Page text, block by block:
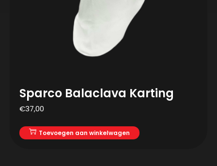
Sparco Balaclava Karting
€37,00
Toevoegen aan winkelwagen